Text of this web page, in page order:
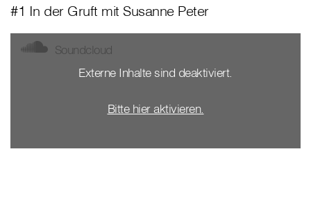
#1 In der Gruft mit Susanne Peter
Soundcloud
Externe Inhalte sind deaktiviert.
Bitte hier aktivieren.